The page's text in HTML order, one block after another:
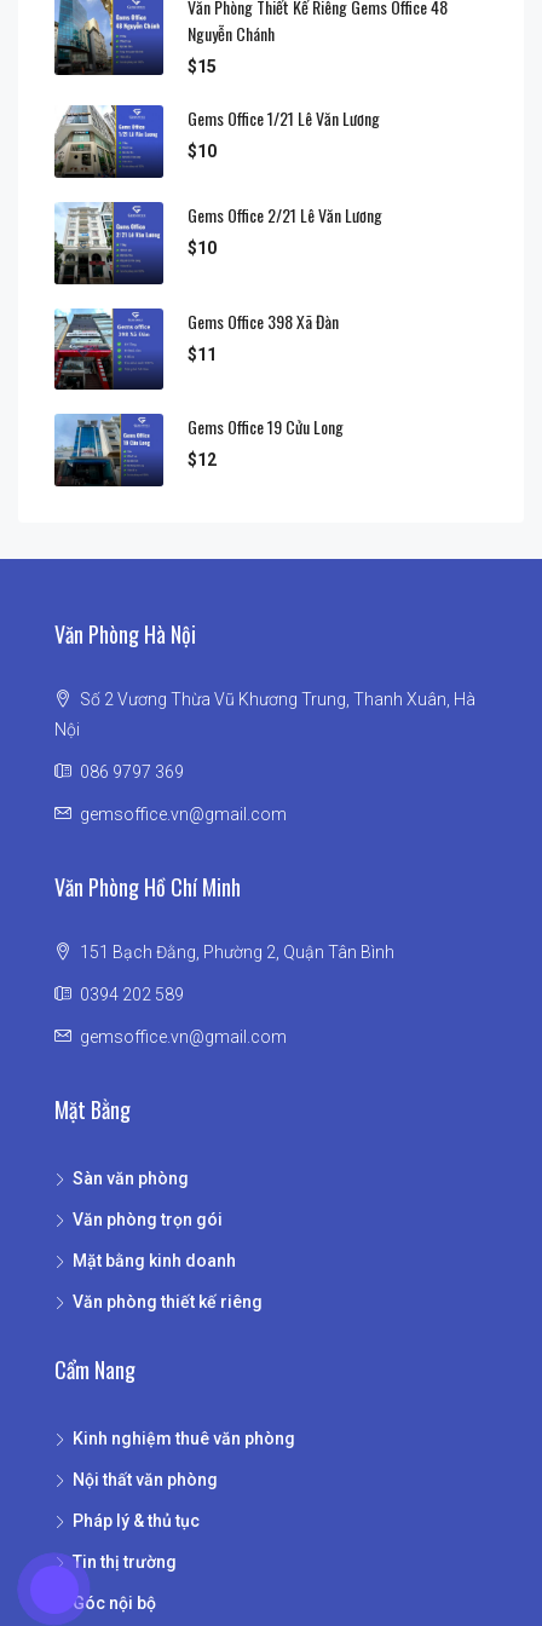
Văn Phòng Thiết Kế Riêng Gems Office 48
Nguyễn Chánh
$15
Gems Office 1/21 Lê Văn Lương
$10
Gems Office 2/21 Lê Văn Lương
$10
Gems Office 398 Xã Đàn
$11
Gems Office 19 Cửu Long
$12
Văn Phòng Hà Nội
Số 2 Vương Thừa Vũ Khương Trung, Thanh Xuân, Hà
Nội
086 9797 369
gemsoffice.vn@gmail.com
Văn Phòng Hồ Chí Minh
151 Bạch Đằng, Phường 2, Quận Tân Bình
0394 202 589
gemsoffice.vn@gmail.com
Mặt Bằng
Sàn văn phòng
Văn phòng trọn gói
Mặt bằng kinh doanh
Văn phòng thiết kế riêng
Cẩm Nang
Kinh nghiệm thuê văn phòng
Nội thất văn phòng
Pháp lý & thủ tục
Tin thị trường
Góc nội bộ